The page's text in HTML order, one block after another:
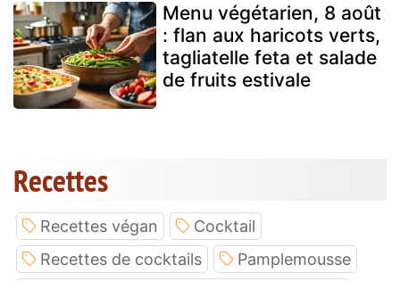
Menu végétarien, 8 août
: flan aux haricots verts,
tagliatelle feta et salade
de fruits estivale
Recettes
Recettes végan
Cocktail
Recettes de cocktails
Pamplemousse